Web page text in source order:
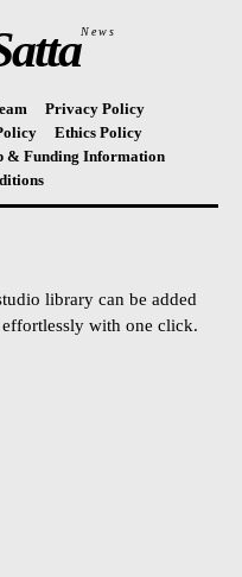
News
Privacy Policy
Ethics Policy
& Funding Information
library can be added
with one click.